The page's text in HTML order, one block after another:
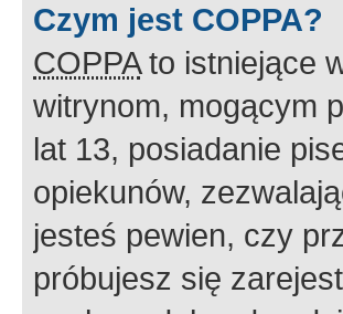
Czym jest COPPA?
COPPAto istniejące
witrynom, mogącym
lat 13, posiadanie
opiekunów,
jesteś pewien, czy
próbujesz się